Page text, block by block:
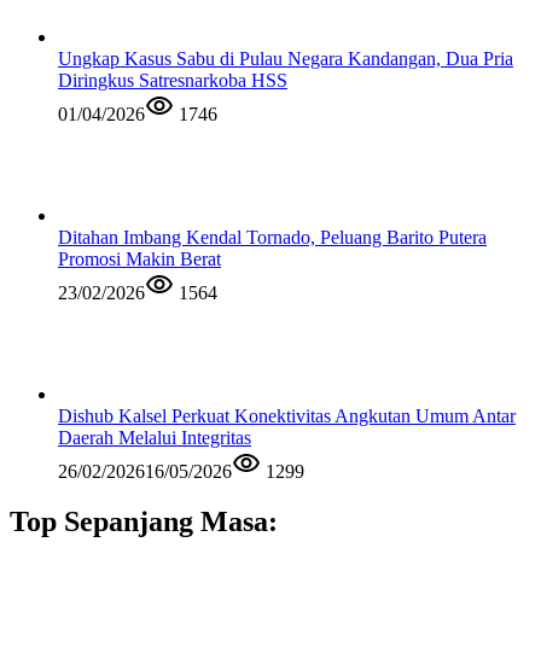
Ungkap Kasus Sabu di Pulau Negara Kandangan, Dua Pria
Diringkus Satresnarkoba HSS
01/04/2026
1746
Ditahan Imbang Kendal Tornado, Peluang Barito Putera
Promosi Makin Berat
23/02/2026
1564
Dishub Kalsel Perkuat Konektivitas Angkutan Umum Antar
Daerah Melalui Integritas
26/02/202616/05/2026 1299
Top Sepanjang Masa: